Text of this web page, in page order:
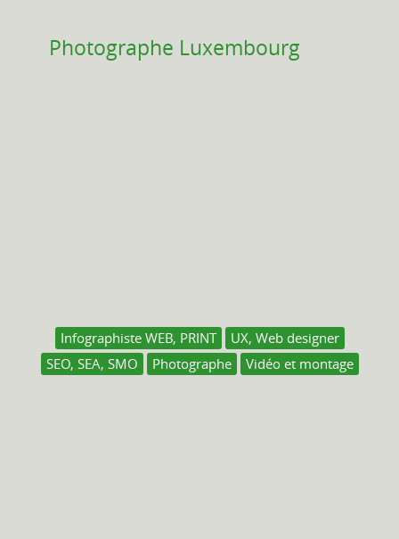
Photographe Luxembourg
Infographiste WEB, PRINT
UX, Web designer
SEO, SEA, SMO
Photographe Vidéo et montage